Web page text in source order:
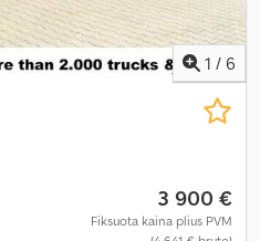
1 / 6
3 900 €
Fiksuota kaina plius PVM